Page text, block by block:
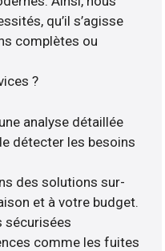
qu’il s’agisse
complètes ou
?
analyse détaillée
détecter les besoins
des solutions sur-
et à votre budget.
sécurisées
comme les fuites